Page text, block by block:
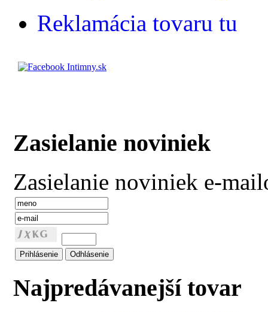
Reklamácia tovaru tu
Zasielanie noviniek
Zasielanie noviniek e-
Najpredávanejší tovar